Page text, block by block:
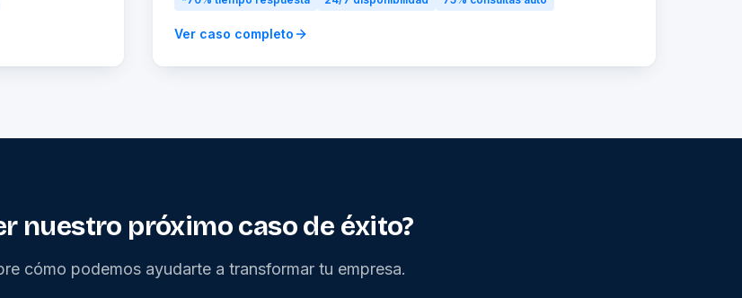
Ver caso completo
nuestro próximo caso de éxito?
cómo podemos ayudarte a transformar tu empresa.